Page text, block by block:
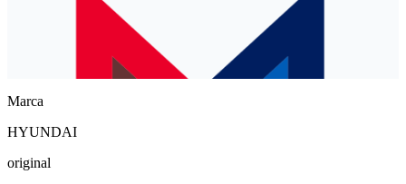
Marca
HYUNDAI
original